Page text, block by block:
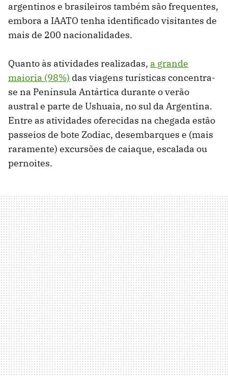
argentinos e brasileiros também são frequentes,
embora a IAATO tenha identificado visitantes de
mais de 200 nacionalidades.
Quanto às atividades realizadas, a grande
maioria (98%) das viagens turísticas concentra-
se na Península Antártica durante o verão
austral e parte de Ushuaia, no sul da Argentina.
Entre as atividades oferecidas na chegada estão
passeios de bote Zodiac, desembarques e (mais
raramente) excursões de caiaque, escalada ou
pernoites.